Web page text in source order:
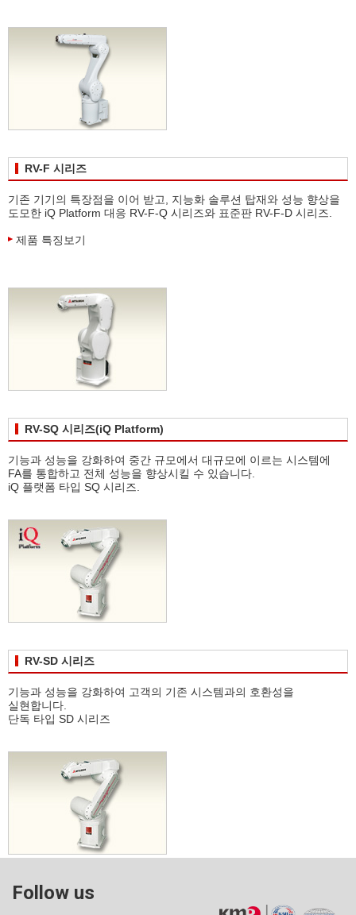
RV-F 시리즈
기존 기기의 특장점을 이어 받고, 지능화 솔루션 탑재와 성능 향상을
도모한 iQ Platform 대응 RV-F-Q 시리즈와 표준판 RV-F-D 시리즈.
제품 특징보기
RV-SQ 시리즈(iQ Platform)
기능과 성능을 강화하여 중간 규모에서 대규모에 이르는 시스템에
FA를 통합하고 전체 성능을 향상시킬 수 있습니다.
iQ 플랫폼 타입 SQ 시리즈.
RV-SD 시리즈
기능과 성능을 강화하여 고객의 기존 시스템과의 호환성을
실현합니다.
단독 타입 SD 시리즈
Follow us